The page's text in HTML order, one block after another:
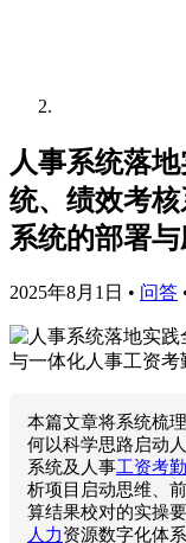
人事系统落
统、绩效考
系统的部署与
2025年8月1日 • 问答
本篇文章将系统梳
何以科学思路启动
系统及人事工资考勤
析项目启动思维、
算结果校对的实操
人力资源数字化体